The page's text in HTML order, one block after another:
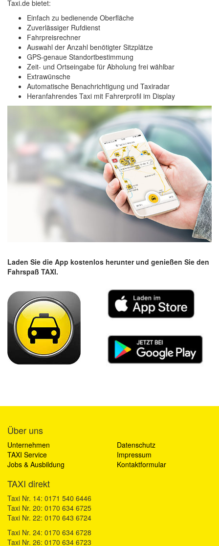
Taxi.de bietet:
Einfach zu bedienende Oberfläche
Zuverlässiger Rufdienst
Fahrpreisrechner
Auswahl der Anzahl benötigter Sitzplätze
GPS-genaue Standortbestimmung
Zeit- und Ortseingabe für Abholung frei wählbar
Extrawünsche
Automatische Benachrichtigung und Taxiradar
Heranfahrendes Taxi mit Fahrerprofil im Display
Laden Sie die App kostenlos herunter und genießen Sie den
Fahrspaß TAXI.
Über uns
Unternehmen
TAXI Service
Jobs & Ausbildung
Datenschutz
Impressum
Kontaktformular
TAXI direkt
Taxi Nr. 14: 0171 540 6446
Taxi Nr. 20: 0170 634 6725
Taxi Nr. 22: 0170 643 6724
Taxi Nr. 24: 0170 634 6728
Taxi Nr. 26: 0170 634 6723